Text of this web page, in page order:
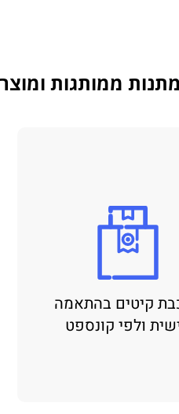
ממותגות
קיטים בהתאמה
ולפי קונספט